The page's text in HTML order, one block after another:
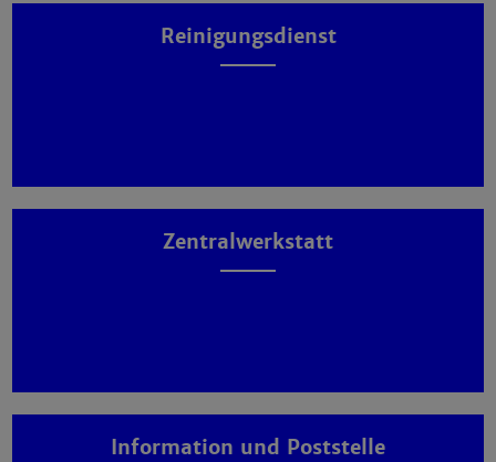
Reinigungsdienst
Zentralwerkstatt
Information und Poststelle